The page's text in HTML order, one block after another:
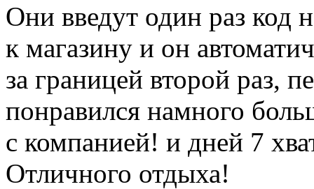
Они введут один раз код
к магазину и он
за границей второй раз,
понравился намного
с компанией! и дней 7
Отличного отдыха!